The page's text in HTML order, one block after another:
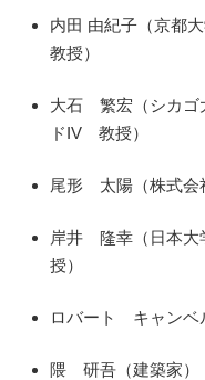
内田 由紀子（京都
教授）
大石 繁宏（シカゴ
ドIV 教授）
尾形 太陽（株式会
岸井 隆幸（日本
授）
ロバート キャンベ
隈 研吾（建築家）